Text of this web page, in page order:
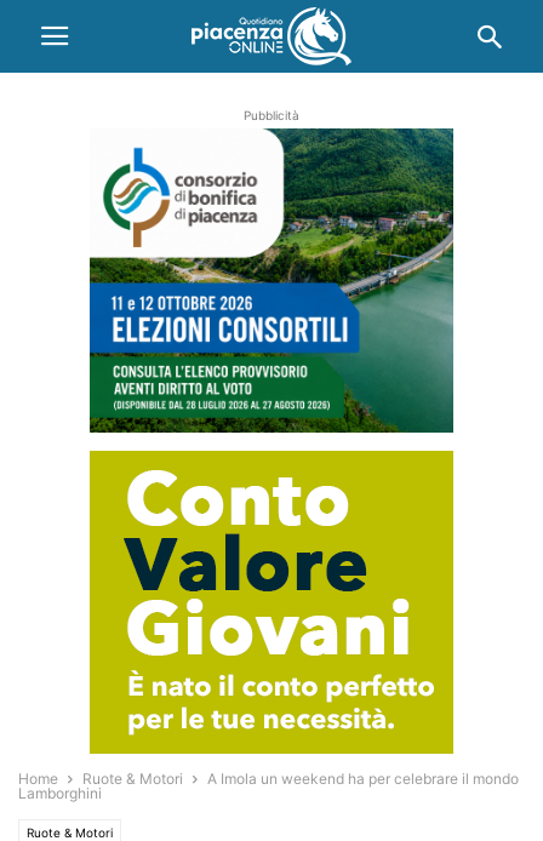
Pubblicità
Home Ruote & Motori
A Imola un weekend ha per celebrare il mondo
Lamborghini
Ruote & Motori